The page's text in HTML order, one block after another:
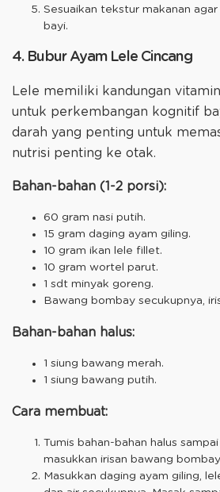
Sesuaikan tekstur makanan
bayi.
4. Bubur Ayam Lele Cincang
Lele memiliki kandungan
untuk perkembangan kognitif
darah yang penting untuk
nutrisi penting ke otak.
Bahan-bahan (1-2 porsi):
60 gram nasi putih.
15 gram daging ayam giling.
10 gram ikan lele fillet.
10 gram wortel parut.
1 sdt minyak goreng.
Bawang bombay secukupnya,
Bahan-bahan halus:
1 siung bawang merah.
1 siung bawang putih.
Cara membuat:
Tumis bahan-bahan halus
masukkan irisan bawang
Masukkan daging ayam giling,